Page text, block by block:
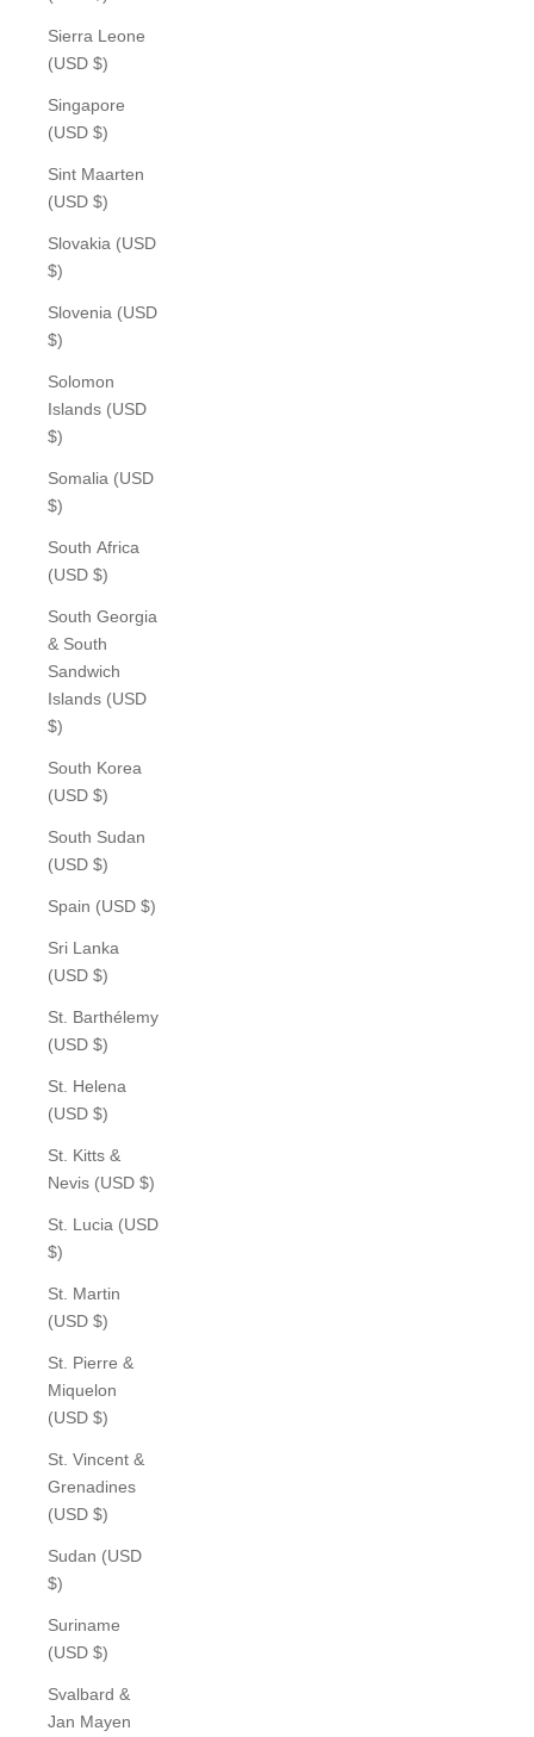
Sierra Leone
(USD $)
Singapore
(USD $)
Sint Maarten
(USD $)
Slovakia (USD
$)
Slovenia (USD
$)
Solomon
Islands (USD
$)
Somalia (USD
$)
South Africa
(USD $)
South Georgia
& South
Sandwich
Islands (USD
$)
South Korea
(USD $)
South Sudan
(USD $)
Spain (USD $)
Sri Lanka
(USD $)
St. Barthélemy
(USD $)
St. Helena
(USD $)
St. Kitts &
Nevis (USD $)
St. Lucia (USD
$)
St. Martin
(USD $)
St. Pierre &
Miquelon
(USD $)
St. Vincent &
Grenadines
(USD $)
Sudan (USD
$)
Suriname
(USD $)
Svalbard &
Jan Mayen